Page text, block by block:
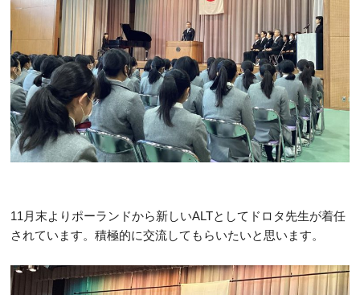
11月末よりポーランドから新しいALTとしてドロタ先生が着任
されています。積極的に交流してもらいたいと思います。